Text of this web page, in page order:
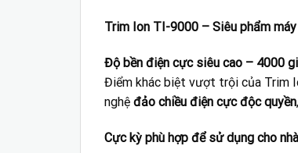
Trim Ion TI-9000 – Siêu phẩm
Độ bền điện cực siêu cao – 4000
Điểm khác biệt vượt trội của Trim
nghệ đảo chiều điện cực độc quyền
Cực kỳ phù hợp để sử dụng cho